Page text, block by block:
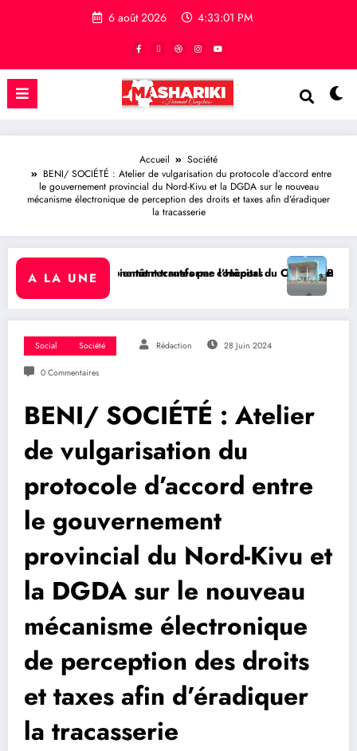
6 août 2026 4:33:02 PM
Accueil
Société
BENI/ SOCIÉTÉ : Atelier de vulgarisation du protocole d’accord entre
le gouvernement provincial du Nord-Kivu et la DGDA sur le nouveau
mécanisme électronique de perception des droits et taxes afin d’éradiquer
la tracasserie
A LA UNE
par concours
l’Hôpital du Cinquantenaire en Centre Hospitalier Universitaire
BUKAVU/ SOCIÉTÉ : Démolition de la
Social Société Rédaction 28 Juin 2024
0 Commentaires
BENI/ SOCIÉTÉ : Atelier
de vulgarisation du
protocole d’accord entre
le gouvernement
provincial du Nord-Kivu et
la DGDA sur le nouveau
mécanisme électronique
de perception des droits
et taxes afin d’éradiquer
la tracasserie